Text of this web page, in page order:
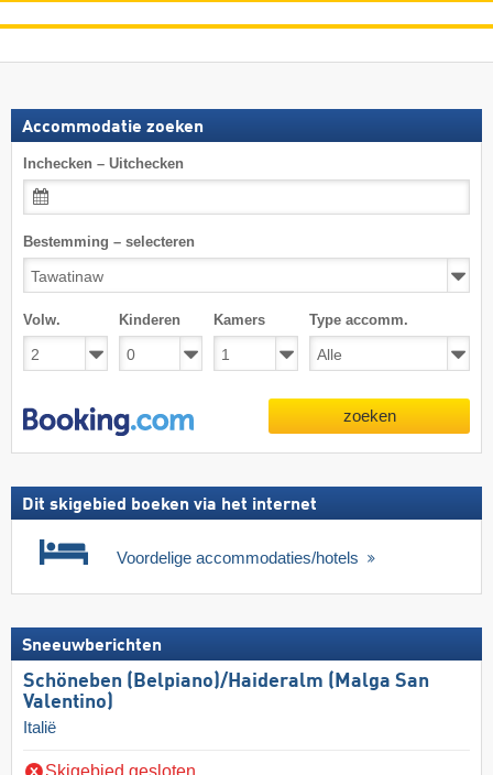
Accommodatie zoeken
Inchecken – Uitchecken
Bestemming – selecteren
Volw. Kinderen Kamers Type accomm.
zoeken
Dit skigebied boeken via het internet
Voordelige accommodaties/hotels
Sneeuwberichten
Schöneben (Belpiano)/​Haideralm (Malga San
Valentino)
Italië
Skigebied gesloten